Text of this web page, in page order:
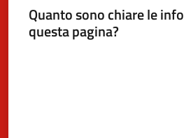
Quanto sono chiare le
questa pagina?